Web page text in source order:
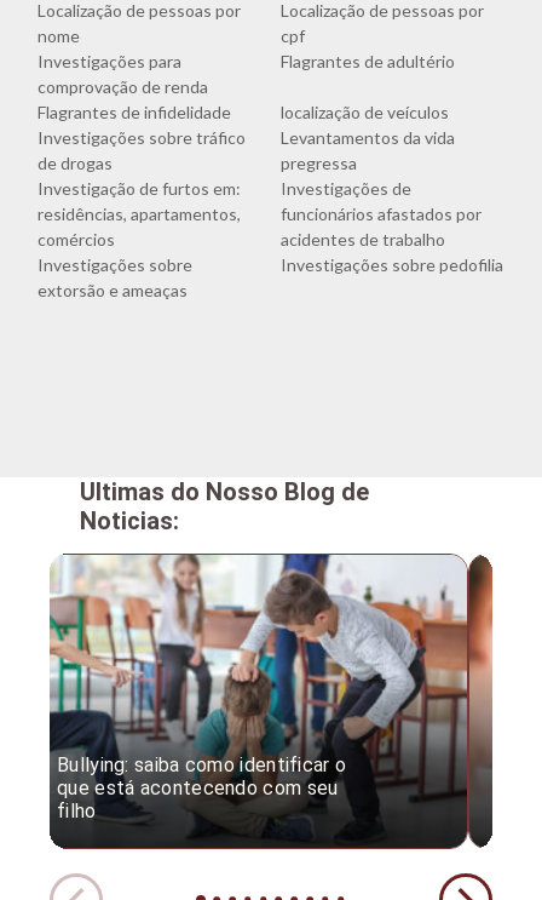
Localização de pessoas por
nome
Localização de pessoas por
cpf
Investigações para
comprovação de renda
Flagrantes de adultério
Flagrantes de infidelidade
localização de veículos
Investigações sobre tráfico
de drogas
Levantamentos da vida
pregressa
Investigação de furtos em:
residências, apartamentos,
comércios
Investigações de
funcionários afastados por
acidentes de trabalho
Investigações sobre
extorsão e ameaças
Investigações sobre pedofilia
Ultimas do Nosso Blog de
Noticias:
Bullying: saiba como identificar o
que está acontecendo com seu
filho